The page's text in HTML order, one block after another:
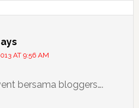
AT 9:56 AM
bersama bloggers….